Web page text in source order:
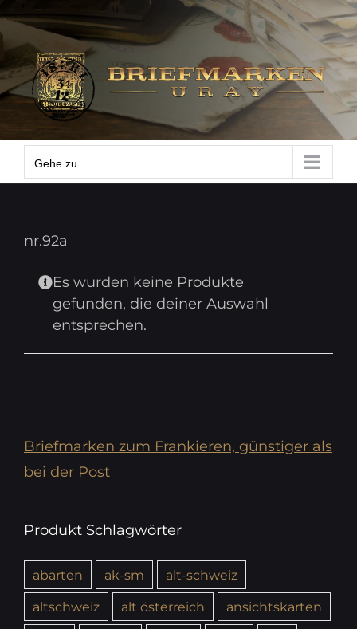
Zum
Inhalt
springen
Gehe zu ...
Gehe zu ...
nr.92a
Es wurden keine Produkte
gefunden, die deiner Auswahl
entsprechen.
Briefmarken zum Frankieren, günstiger als
bei der Post
Produkt Schlagwörter
abarten ak-sm
alt-schweiz
altschweiz
alt österreich
ansichtskarten